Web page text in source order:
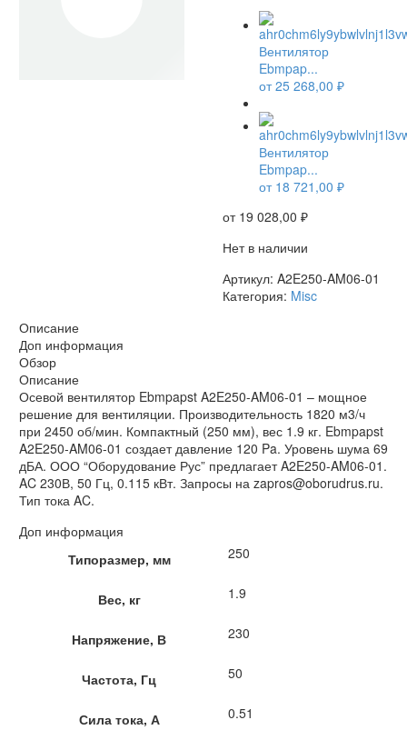
Вентилятор
Ebmpap...
от25 268,00 ₽
Вентилятор
Ebmpap...
от 18 721,00 ₽
от 19 028,00 ₽
Нет в наличии
Артикул: A2E250-AM06-01
Категория: Misc
Описание
Доп информация
Обзор
Описание
Осевой вентилятор Ebmpapst A2E250-AM06-01 – мощное
решение для вентиляции. Производительность 1820 м3/ч
при 2450 об/мин. Компактный (250 мм), вес 1.9 кг. Ebmpapst
A2E250-AM06-01 создает давление 120 Pa. Уровень шума 69
дБА. ООО “Оборудование Рус” предлагает A2E250-AM06-01.
AC 230В, 50 Гц, 0.115 кВт. Запросы на zapros@oborudrus.ru.
Тип тока AC.
Доп информация
Типоразмер, мм
250
Вес, кг 1.9
Напряжение, В 230
Частота, Гц 50
Сила тока, А 0.51